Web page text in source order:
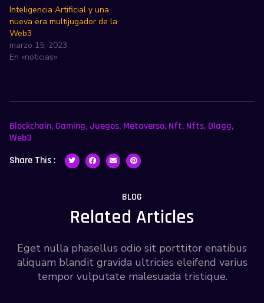
Inteligencia Artificial y una
nueva era multijugador de la
Web3
marzo 15, 2023
En «noticias»
Blockchain, Gaming, Juegos, Metaverso, Nft, Nfts, Olagg,
Web3
Share This :
BLOG
Related Articles
Eget nulla phasellus odio sit porttitor enatibus
aliquam blandit gravida ultricies eleifend varius
tempor vulputate malesuada tristique.